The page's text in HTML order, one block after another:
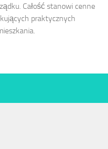
Całość stanowi cenne
praktycznych